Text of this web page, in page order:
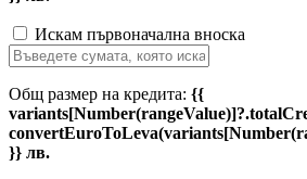
Искам първоначална вноска
Общ размер на кредита: {{
}} лв.